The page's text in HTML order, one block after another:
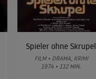
Spieler ohne Skrupel
FILM • DRAMA, KRIMI
1974 • 112 MIN.